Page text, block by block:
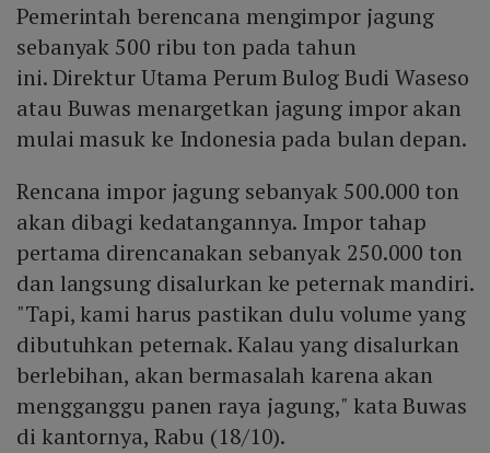
Pemerintah berencana mengimpor jagung
sebanyak 500 ribu ton pada tahun
ini. Direktur Utama Perum Bulog Budi Waseso
atau Buwas menargetkan jagung impor akan
mulai masuk ke Indonesia pada bulan depan.
Rencana impor jagung sebanyak 500.000 ton
akan dibagi kedatangannya. Impor tahap
pertama direncanakan sebanyak 250.000 ton
dan langsung disalurkan ke peternak mandiri.
"Tapi, kami harus pastikan dulu volume yang
dibutuhkan peternak. Kalau yang disalurkan
berlebihan, akan bermasalah karena akan
mengganggu panen raya jagung," kata Buwas
di kantornya, Rabu (18/10).